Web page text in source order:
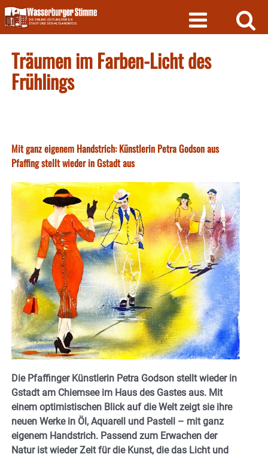
Skip
to
content
Träumen im Farben-Licht des
Frühlings
Mit ganz eigenem Handstrich: Künstlerin Petra Godson aus
Pfaffing stellt wieder in Gstadt aus
Die Pfaffinger Künstlerin Petra Godson stellt wieder in
Gstadt am Chiemsee im Haus des Gastes aus. Mit
einem optimistischen Blick auf die Welt zeigt sie ihre
neuen Werke in Öl, Aquarell und Pastell – mit ganz
eigenem Handstrich. Passend zum Erwachen der
Natur ist wieder Zeit für die Kunst, die das Licht und